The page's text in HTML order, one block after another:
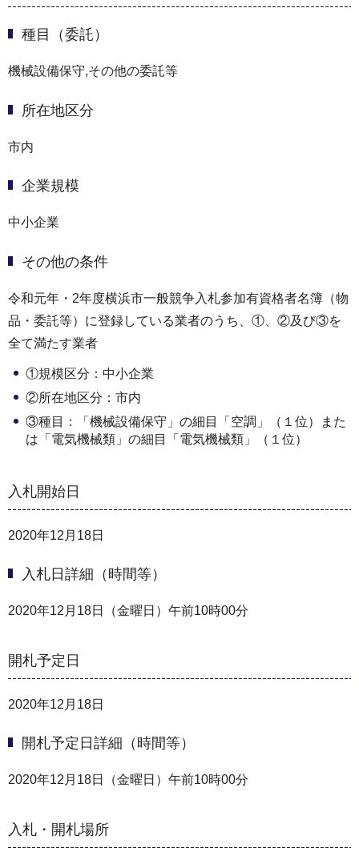
種目（委託）
機械設備保守,その他の委託等
所在地区分
市内
企業規模
中小企業
その他の条件
令和元年・2年度横浜市一般競争入札参加有資格者名簿（物
品・委託等）に登録している業者のうち、①、②及び③を
全て満たす業者
①規模区分：中小企業
②所在地区分：市内
③種目：「機械設備保守」の細目「空調」（１位）また
は「電気機械類」の細目「電気機械類」（１位）
入札開始日
2020年12月18日
入札日詳細（時間等）
2020年12月18日（金曜日）午前10時00分
開札予定日
2020年12月18日
開札予定日詳細（時間等）
2020年12月18日（金曜日）午前10時00分
入札・開札場所